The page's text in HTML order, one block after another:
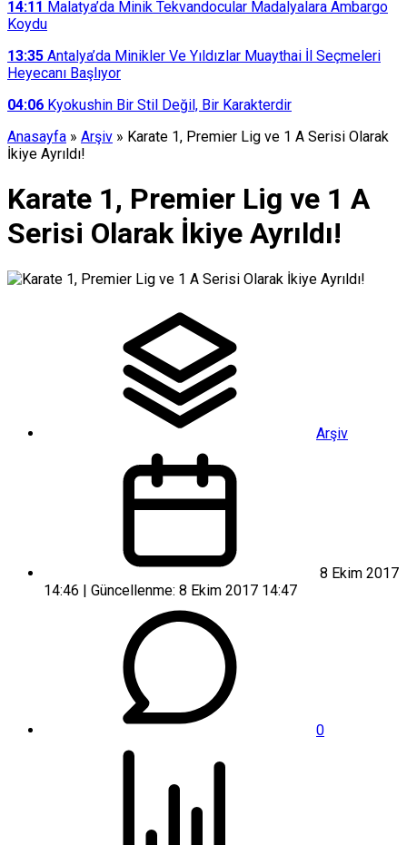
14:11 Malatya’da Minik Tekvandocular Madalyalara Ambargo
Koydu
13:35 Antalya’da Minikler Ve Yıldızlar Muaythai İl Seçmeleri
Heyecanı Başlıyor
04:06 Kyokushin Bir Stil Değil, Bir Karakterdir
Anasayfa » Arşiv » Karate 1, Premier Lig ve 1 A Serisi Olarak
İkiye Ayrıldı!
Karate 1, Premier Lig ve 1 A
Serisi Olarak İkiye Ayrıldı!
Arşiv
8 Ekim 2017
14:46 | Güncellenme: 8 Ekim 2017 14:47
0